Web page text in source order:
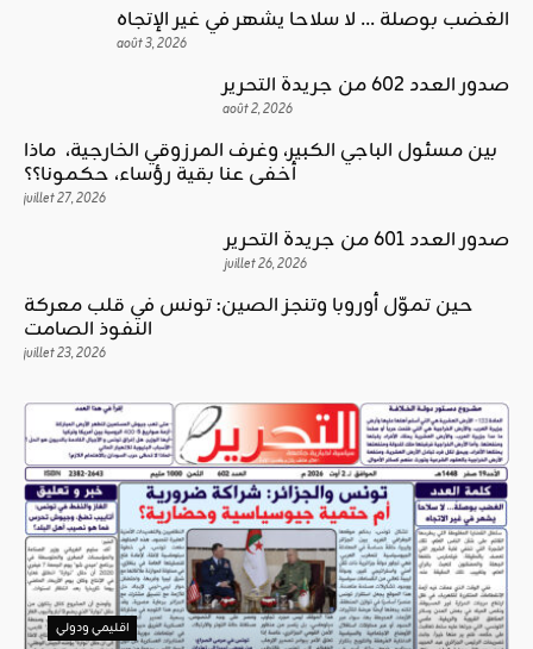
الغضب بوصلة … لا سلاحا يشهر في غير الإتجاه
août 3, 2026
صدور العدد 602 من جريدة التحرير
août 2, 2026
بين مسئول الباجي الكبير، وغرف المرزوقي الخارجية، ماذا
أخفى عنا بقية رؤساء، حكمونا؟؟
juillet 27, 2026
صدور العدد 601 من جريدة التحرير
juillet 26, 2026
حين تموّل أوروبا وتنجز الصين: تونس في قلب معركة
النفوذ الصامت
juillet 23, 2026
اقليمي ودولي